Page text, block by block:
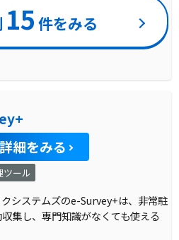
15 件をみる
細をみる
ツール
システムズのe-Survey+は、非常駐
集し、専門知識がなくても使える